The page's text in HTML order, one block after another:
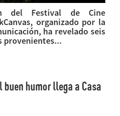
del Festival de Cine
organizado por la
ha revelado seis
buen humor llega a Casa